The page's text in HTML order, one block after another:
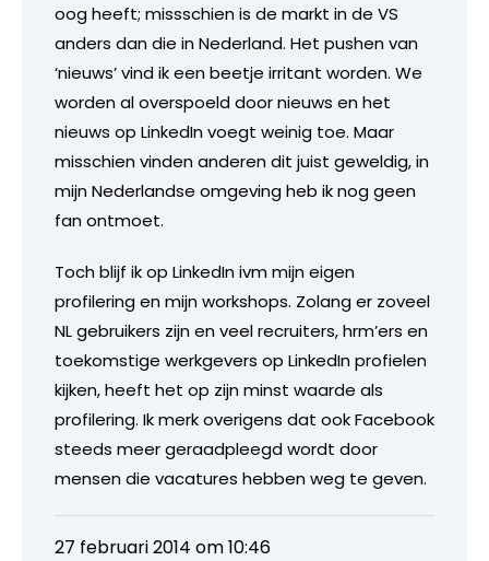
oog heeft; missschien is de markt in de VS
anders dan die in Nederland. Het pushen van
‘nieuws’ vind ik een beetje irritant worden. We
worden al overspoeld door nieuws en het
nieuws op LinkedIn voegt weinig toe. Maar
misschien vinden anderen dit juist geweldig, in
mijn Nederlandse omgeving heb ik nog geen
fan ontmoet.
Toch blijf ik op LinkedIn ivm mijn eigen
profilering en mijn workshops. Zolang er zoveel
NL gebruikers zijn en veel recruiters, hrm’ers en
toekomstige werkgevers op LinkedIn profielen
kijken, heeft het op zijn minst waarde als
profilering. Ik merk overigens dat ook Facebook
steeds meer geraadpleegd wordt door
mensen die vacatures hebben weg te geven.
27 februari 2014 om 10:46